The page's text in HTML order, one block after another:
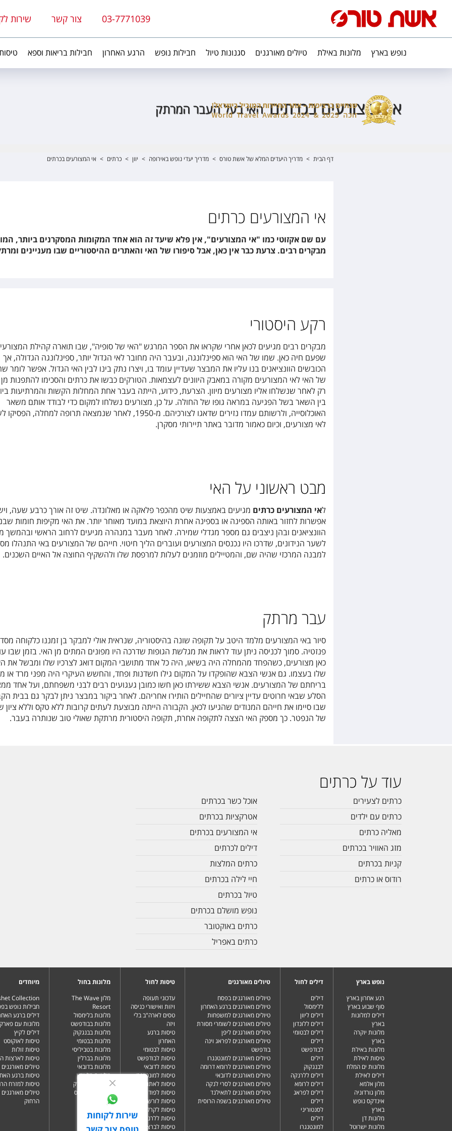
03-7771039 צור קשר שירות
נופש בארץ מלונות באילת טיולים מאורגנים סגנונות טיול חבילות נופש הרגע האחרון חבילות בריאות וספא
שירות לקוחות
אי המצורעים בכרתים האי בעל העבר המרתק
דף הבית > מדריך היעדים המלא של אשת טורס > מדריך יעדי נופש באירופה > יוון > כרתים > אי המצורעים בכרתים
אי המצורעים כרתים
עם שם אקזוטי כמו "אי המצורעים", אין פלא שיעד זה הוא אחד המקומות המסקרנים ביותר,
מבקרים רבים. צרעת כבר אין כאן, אבל סיפורו של האי והאתרים ההיסטוריים שבו מעניינים
רקע היסטורי
מבקרים רבים מגיעים לכאן אחרי שקראו את הספר המרגש "האי של סופיה", שבו תוארה קהילת
שפעם חיה כאן. שמו של האי הוא ספינלונגה, ובעבר היה מחובר לאי הגדול יותר, ספינלונגה הגדולה, אך
הכובשים הוונציאנים בנו עליו את המבצר שעדיין עומד בו, ויצרו נתק בינו לבין האי הגדול. אפשר לומר
של האי לאי המצורעים מקורה במאבק היוונים לעצמאות. הטורקים כבשו את כרתים והסכימו להתפנות
רק לאחר שנשלחו אליו מצורעים מיוון. הצרעת, כידוע, הייתה בעבר אחת המחלות הקשות והמרתיעות
בין השאר בשל הפגיעה במראה גופו של החולה. על כן, מצורעים נשלחו למקום כדי לבודד אותם משאר
האוכלוסייה, ולרשותם עמדו נזירים שדאגו לצורכיהם. מ-1950, לאחר שנמצאה תרופה למחלה,
לאי מצורעים, וכיום כאמור מדובר באתר תיירותי מסקרן.
מבט ראשוני על האי
לאי המצורעים כרתים מגיעים באמצעות שיט מהכפר פלאקה או מאלונדה. שיט זה אורך כרבע שעה,
אפשרות לחזור באותה הספינה או בספינה אחרת היוצאת במועד מאוחר יותר. את האי מקיפות חומות
הוונציאנים ובהן ניצבים גם מספר מגדלי שמירה. לאחר מעבר במנהרה מגיעים לרחוב הראשי ובהמשך
לשער הנידונים, שדרכו היו נכנסים המצורעים ועוברים הליך חיטוי. חייהם של המצורעים באי התנהלו
למבנה המרכזי שהיה שם, והמטיילים מוזמנים לעלות למרפסת שלו ולהשקיף החוצה אל האיים השכנים.
עבר מרתק
סיור באי המצורעים מלמד היטב על תקופה שונה בהיסטוריה, שנראית אולי למבקר בן זמננו כלקוחה
פנזטיה. סמוך לכניסה ניתן עוד לראות את מגלשת הגופות שדרכה היו מפונים המתים מן האי. בזמן שבו
כאן מצורעים, כשהפחד מהמחלה היה בשיאו, היה כל אחד מתושבי המקום דואג לצרכיו שלו ומבשל את
שלו בעצמו. גם אנשי הצבא שהופקדו על המקום גילו חשדנות ופחד, והחשש העיקרי היה מפני מרד או
בריחתם של המצורעים. אנשי הצבא ששירתו כאן חשו כמובן געגועים רבים לבני משפחתם, ועל אחד
הסלע שבאי חרוטים עדיין ציורים שהחיילים הותירו אחריהם. לאחר ביקור במבצר ניתן לבקר גם בבית
שבו סיימו את חייהם המנודים שהגיעו לכאן. הקבורה הייתה מבוצעת לעתים קרובות ללא טקס וללא ציון
של הנפטר. כך מספק האי הצצה לתקופה אחרת, תקופה היסטורית מרתקת שאולי טוב שנותרה בעבר.
עוד על כרתים
כרתים לצעירים
כרתים עם ילדים
מאליה כרתים
מזג האוויר בכרתים
קניות בכרתים
רודוס או כרתים
אוכל כשר בכרתים
אטרקציות בכרתים
אי המצורעים בכרתים
דילים לכרתים
כרתים המלצות
חיי לילה בכרתים
טיול בכרתים
נופש מושלם בכרתים
כרתים באוקטובר
כרתים באפריל
נופש בארץ
רגע אחרון בארץ
סוף שבוע בארץ
דילים למלונות
בארץ
מלונות יוקרה
בארץ
מלונות באילת
טיסות לאילת
מלונות ים המלח
דילים לאילת
מלון אלמא
מלון גורדוניה
אינדקס נופש
בארץ
מלונות דן
מלונות ישרוטל
דילים לחול
דילים
ללימסול
דילים ליוון
דילים ללונדון
דילים לבטומי
דילים
לבודפשט
דילים
לבנגקוק
דילים ללרנקה
דילים לרומא
דילים לפראג
דילים
לסנטוריני
דילים
למונטנגרו
טיולים מאורגנים
טיולים מאורגנים בפסח
טיולים מאורגנים ברגע האחרון
טיולים מאורגנים למשפחות
טיולים מאורגנים לשומרי מסורת
טיולים מאורגנים ליפן
טיולים מאורגנים לפראג וינה
בודפשט
טיולים מאורגנים למונטנגרו
טיולים מאורגנים לרומא דרומה
טיולים מאורגנים לדובאי
טיולים מאורגנים לסרי לנקה
טיולים מאורגנים לתאילנד
טיולים מאורגנים בשפה הרוסית
טיסות לחול
עדכוני תעופה
ויזות ואישורי כניסה
טסים לארה"ב בלי
ויזה
טיסות ברגע
האחרון
טיסות לבטומי
טיסות לבודפשט
טיסות לדובאי
טיסות למונטנגרו
טיסות לאתונה
טיסות לפודגוריצה
טיסות לורשה
טיסות לקרקוב
טיסות ללרנקה
טיסות לברצלונה
מלונות בחול
מלון The Wave
Resort
מלונות בלימסול
מלונות בבודפשט
מלונות בבנגקוק
מלונות בבטומי
מלונות בטביליסי
מלונות בברלין
מלונות בדובאי
מלונות בלונדון
מלונות בניו יורק
מלונות בפאפוס
מיוחדים
Collection
חבילות נופש
דילים ברגע
מלונות עם
דילים לקיץ
טיסות לאוקוסט
טיסות זולות
טיסות לארצות
טיולים
טיסות ברגע
טיסות למזרח
טיולים
הרחוק